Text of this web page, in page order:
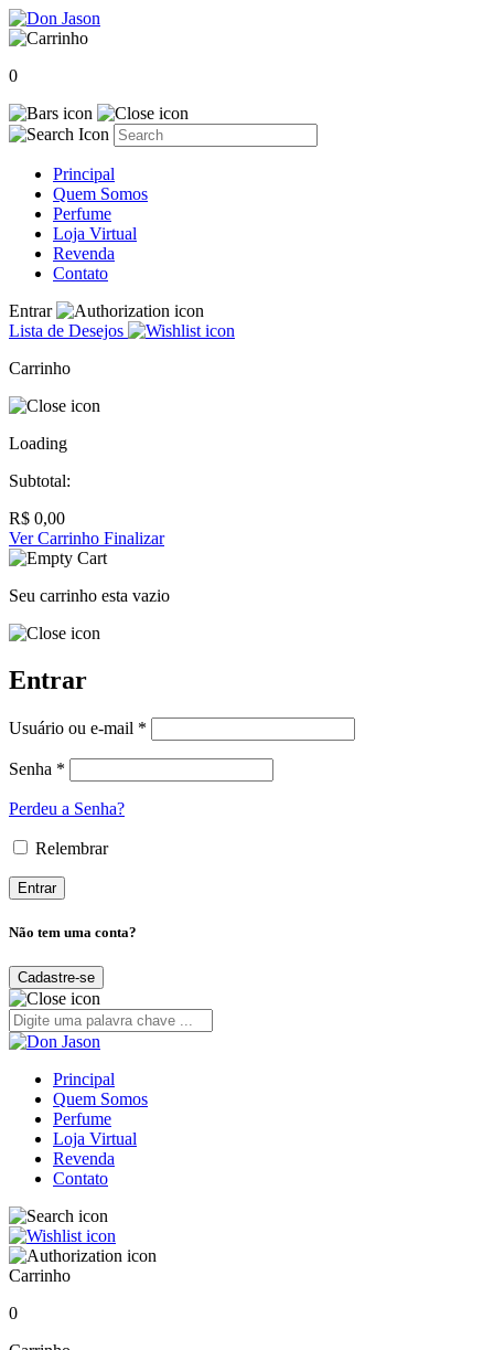
0
Principal
Quem Somos
Perfume
Loja Virtual
Revenda
Contato
Entrar
Lista de Desejos
Carrinho
Loading
Subtotal:
R$ 0,00
Ver Carrinho Finalizar
Seu carrinho esta vazio
Entrar
Usuário ou e-mail *
Senha *
Perdeu a Senha?
Relembrar
Não tem uma conta?
Cadastre-se
Principal
Quem Somos
Perfume
Loja Virtual
Revenda
Contato
Carrinho
0